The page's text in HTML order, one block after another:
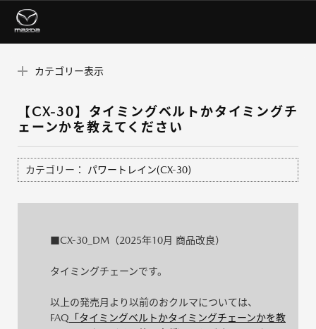
カテゴリー表示
【CX-30】タイミングベルトかタイミングチ
ェーンかを教えてください
カテゴリー： パワートレイン(CX-30)
■CX-30_DM（2025年10月 商品改良）
タイミングチェーンです。
以上の発売月より以前のおクルマについては、
FAQ 「タイミングベルトかタイミングチェーンかを教